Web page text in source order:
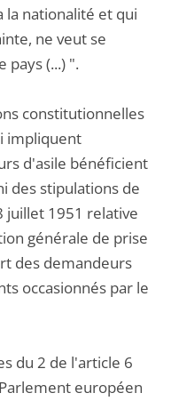
la nationalité et qui
ne veut se
pays (...) ".
constitutionnelles
impliquent
d'asile bénéficient
des stipulations de
juillet 1951 relative
générale de prise
des demandeurs
occasionnés par le
du 2 de l'article 6
européen